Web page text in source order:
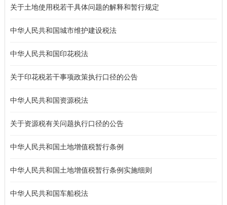
关于土地使用税若干具体问题的解释和暂行规定
中华人民共和国城市维护建设税法
中华人民共和国印花税法
关于印花税若干事项政策执行口径的公告
中华人民共和国资源税法
关于资源税有关问题执行口径的公告
中华人民共和国土地增值税暂行条例
中华人民共和国土地增值税暂行条例实施细则
中华人民共和国车船税法